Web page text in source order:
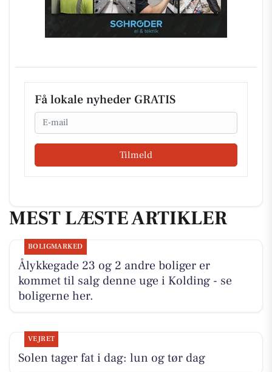
Få lokale nyheder GRATIS
Email
Tilmeld
MEST LÆSTE ARTIKLER
BOLIGMARKED
Ålykkegade 23 og 2 andre boliger er
kommet til salg denne uge i Kolding - se
boligerne her.
VEJRET
Solen tager fat i dag: lun og tør dag